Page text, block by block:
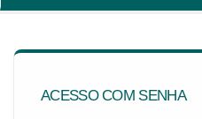
ACESSO COM SENHA